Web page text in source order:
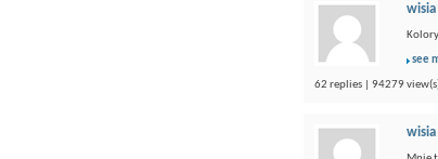
wisia
see
62 replies | 94279
wisia